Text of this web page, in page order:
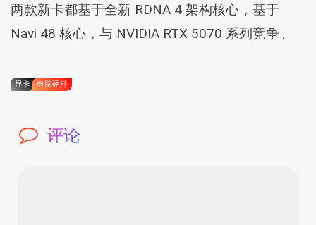
两款新卡都基于全新 RDNA 4 架构核心，基于
Navi 48 核心，与 NVIDIA RTX 5070 系列竞争。
显卡 电脑硬件
评论